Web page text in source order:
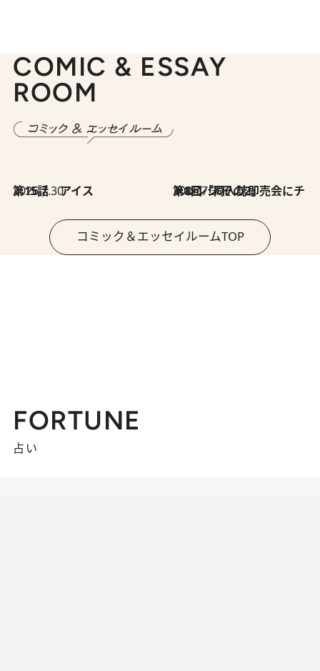
COMIC & ESSAY
ROOM
2026.7.30
第15話 アイス 2026.7.30
第8回「同人誌即売会にチャレンジ その2」
コミック＆エッセイルームTOP
FORTUNE
占い